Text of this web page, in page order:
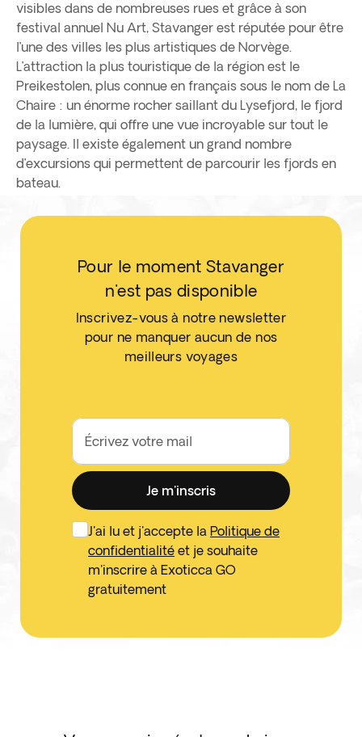
visibles dans de nombreuses rues et grâce à son
festival annuel Nu Art, Stavanger est réputée pour être
l’une des villes les plus artistiques de Norvège.
L’attraction la plus touristique de la région est le
Preikestolen, plus connue en français sous le nom de La
Chaire : un énorme rocher saillant du Lysefjord, le fjord
de la lumière, qui offre une vue incroyable sur tout le
paysage. Il existe également un grand nombre
d’excursions qui permettent de parcourir les fjords en
bateau.
Pour le moment Stavanger
n'est pas disponible
Inscrivez-vous à notre newsletter
pour ne manquer aucun de nos
meilleurs voyages
Écrivez votre mail
Je m'inscris
J'ai lu et j'accepte la Politique de
confidentialité et je souhaite
m'inscrire à Exoticca GO
gratuitement